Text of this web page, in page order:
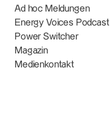
Ad hoc Meldungen
Energy Voices Podcast
Power Switcher
Magazin
Medienkontakt